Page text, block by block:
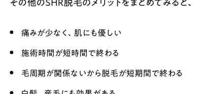
その他のSHR脱毛のメリットをまとめてみると、
痛みが少なく、肌にも優しい
施術時間が短時間で終わる
毛周期が関係ないから脱毛が短期間で終わる